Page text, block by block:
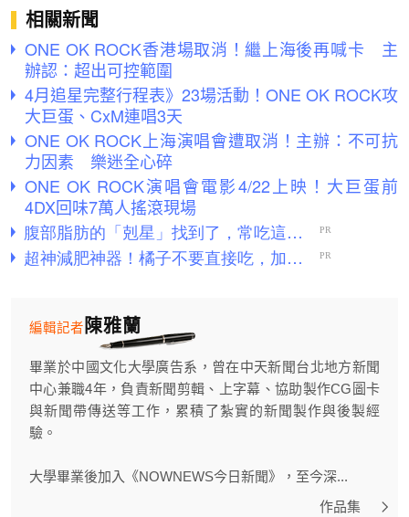
相關新聞
ONE OK ROCK香港場取消！繼上海後再喊卡 主
辦認：超出可控範圍
4月追星完整行程表》23場活動！ONE OK ROCK攻
大巨蛋、CxM連唱3天
ONE OK ROCK上海演唱會遭取消！主辦：不可抗
力因素 樂迷全心碎
ONE OK ROCK演唱會電影4/22上映！大巨蛋前
4DX回味7萬人搖滾現場
陳雅蘭
編輯記者
畢業於中國文化大學廣告系，曾在中天新聞台北地方新聞
中心兼職4年，負責新聞剪輯、上字幕、協助製作CG圖卡
與新聞帶傳送等工作，累積了紮實的新聞製作與後製經
驗。
大學畢業後加入《NOWNEWS今日新聞》，至今深...
作品集